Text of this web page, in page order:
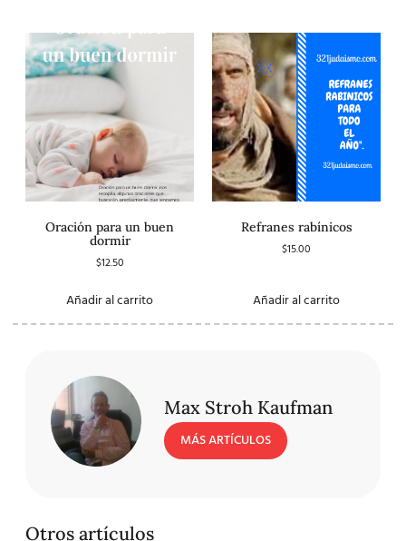
Oración para un buen
dormir
$12.50
Añadir al carrito
Refranes rabínicos
$15.00
Añadir al carrito
Max Stroh Kaufman
MÁS ARTÍCULOS
Otros artículos